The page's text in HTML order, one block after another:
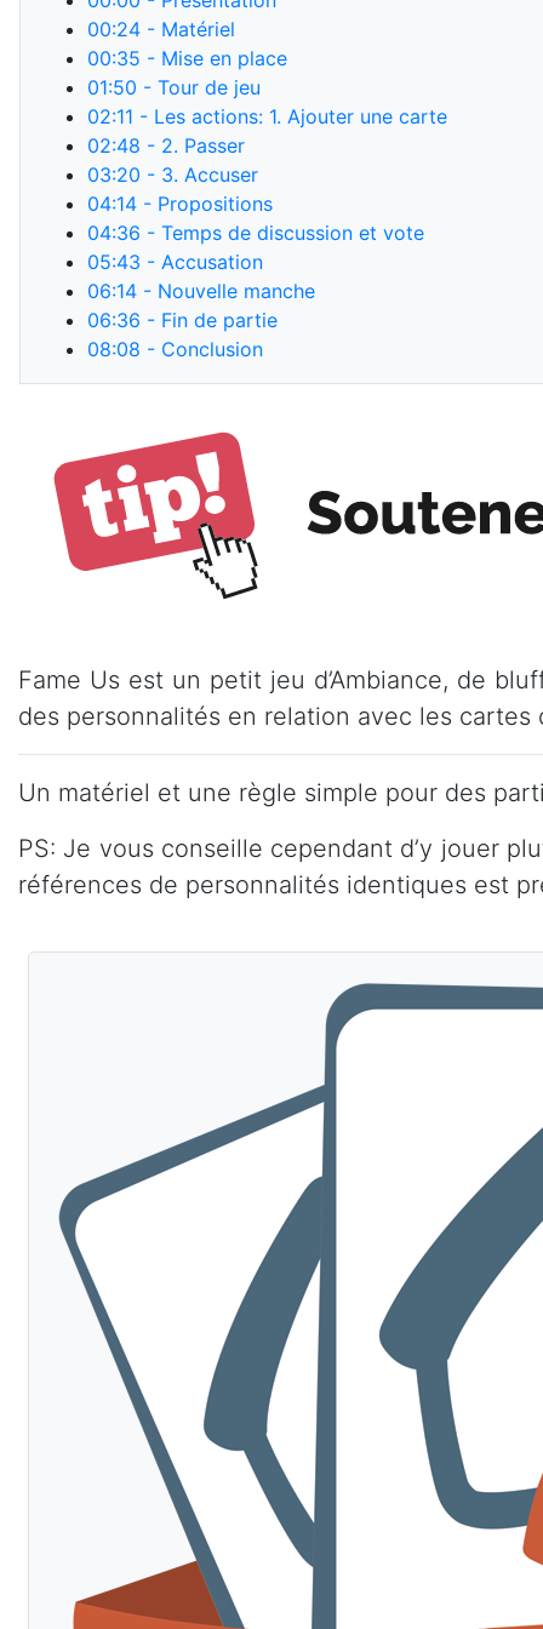
00:24 - Matériel
00:35 - Mise en place
01:50 - Tour de jeu
02:11 - Les actions: 1. Ajouter une carte
02:48 - 2. Passer
03:20 - 3. Accuser
04:14 - Propositions
04:36 - Temps de discussion et vote
05:43 - Accusation
06:14 - Nouvelle manche
06:36 - Fin de partie
08:08 - Conclusion
Fame Us est un petit jeu d’Ambiance, de
des personnalités en relation avec les cartes
Un matériel et une règle simple pour des
PS: Je vous conseille cependant d’y jouer
références de personnalités identiques est